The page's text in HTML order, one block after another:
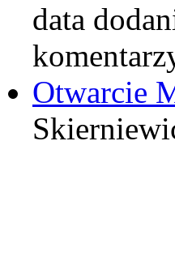
data
Otwarcie